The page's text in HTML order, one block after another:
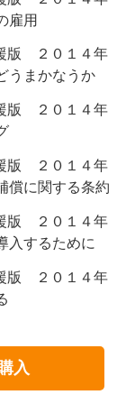
雇用
版 ２０１４年
うまかなうか
版 ２０１４年
版 ２０１４年
償に関する条約
版 ２０１４年
入するために
版 ２０１４年
入